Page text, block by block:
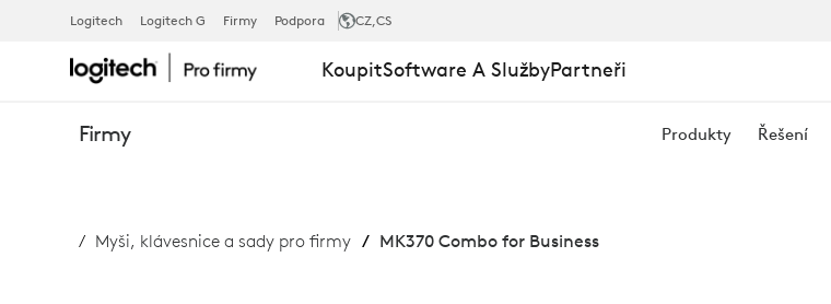
MK370
COMBO
FOR
Logitech Logitech G Firmy Podpora CZ,CS
KoupitSoftware A SlužbyPartneři
Firmy Produkty Řešení
Myši, klávesnice a sady pro firmy MK370 Combo for Business